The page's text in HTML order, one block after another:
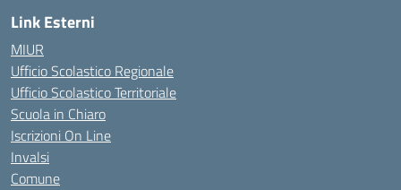
Link Esterni
MIUR
Ufficio Scolastico Regionale
Ufficio Scolastico Territoriale
Scuola in Chiaro
Iscrizioni On Line
Invalsi
Comune